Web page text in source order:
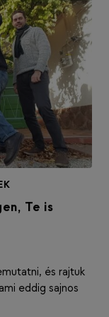
Te is
és rajtuk
eddig sajnos